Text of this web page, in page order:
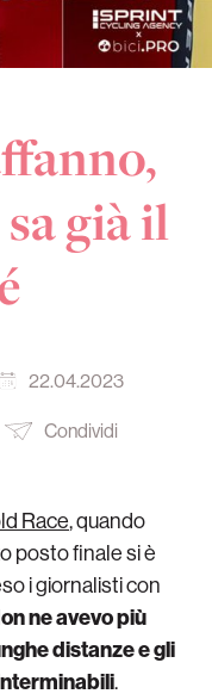
già il
22.04.2023
Condividi
Race, quando
posto finale si è
i giornalisti con
ne avevo più
distanze e gli
.